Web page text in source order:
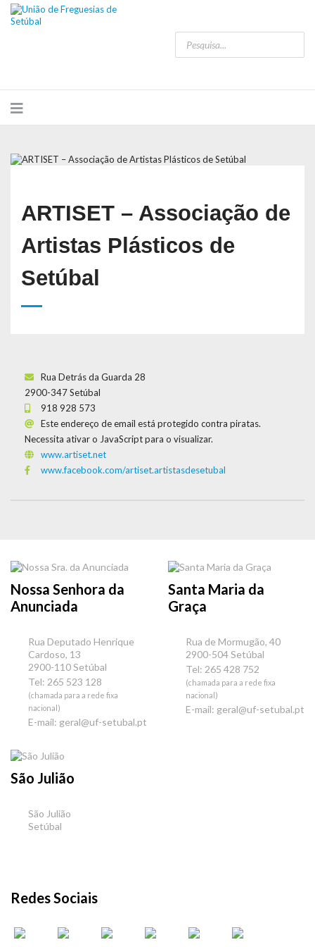
ARTISET – Associação de
Artistas Plásticos de
Setúbal
Rua Detrás da Guarda 28
2900-347 Setúbal
918 928 573
Este endereço de email está protegido contra piratas.
Necessita ativar o JavaScript para o visualizar.
www.artiset.net
www.facebook.com/artiset.artistasdesetubal
Nossa Senhora da
Anunciada
Rua Deputado Henrique
Cardoso, 13
2900-110 Setúbal
Tel: 265 523 128
(chamada para a rede fixa
nacional)
E-mail: geral@uf-setubal.pt
Santa Maria da
Graça
Rua de Mormugão, 40
2900-504 Setúbal
Tel: 265 428 752
(chamada para a rede fixa
nacional)
E-mail: geral@uf-setubal.pt
São Julião
São Julião
Setúbal
Redes Sociais